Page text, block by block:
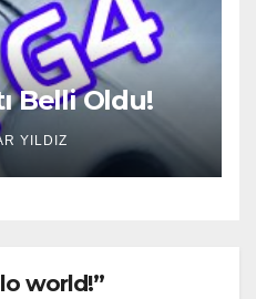
Belli Oldu!
YILDIZ
world!”